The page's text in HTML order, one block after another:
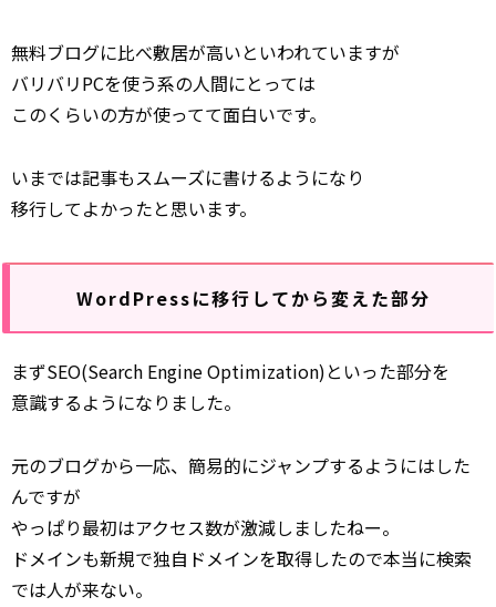
無料ブログに比べ敷居が高いといわれていますが
バリバリPCを使う系の人間にとっては
このくらいの方が使ってて面白いです。
いまでは記事もスムーズに書けるようになり
移行してよかったと思います。
WordPressに移行してから変えた部分
まずSEO(Search Engine Optimization)といった部分を
意識するようになりました。
元のブログから一応、簡易的にジャンプするようにはした
んですが
やっぱり最初はアクセス数が激減しましたねー。
ドメインも新規で独自ドメインを取得したので本当に検索
では人が来ない。